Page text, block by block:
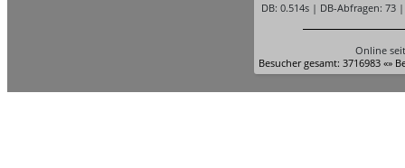
DB: 0.514s | DB-Abfragen: 73
Online
Besucher gesamt: 3716983 «»